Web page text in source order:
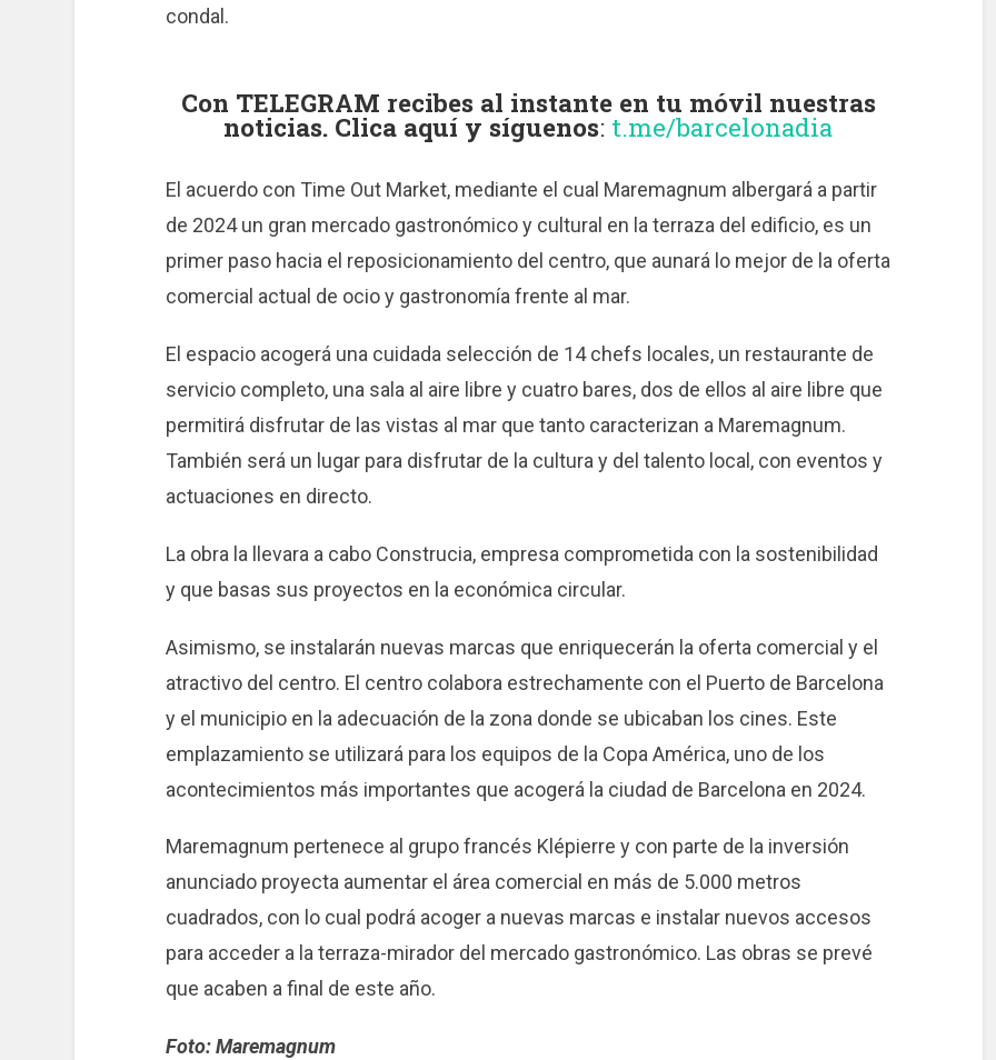
condal.
Con TELEGRAM recibes al instante en tu móvil nuestras
noticias. Clica aquí y síguenos: t.me/barcelonadia
El acuerdo con Time Out Market, mediante el cual Maremagnum albergará a partir
de 2024 un gran mercado gastronómico y cultural en la terraza del edificio, es un
primer paso hacia el reposicionamiento del centro, que aunará lo mejor de la oferta
comercial actual de ocio y gastronomía frente al mar.
El espacio acogerá una cuidada selección de 14 chefs locales, un restaurante de
servicio completo, una sala al aire libre y cuatro bares, dos de ellos al aire libre que
permitirá disfrutar de las vistas al mar que tanto caracterizan a Maremagnum.
También será un lugar para disfrutar de la cultura y del talento local, con eventos y
actuaciones en directo.
La obra la llevara a cabo Construcia, empresa comprometida con la sostenibilidad
y que basas sus proyectos en la económica circular.
Asimismo, se instalarán nuevas marcas que enriquecerán la oferta comercial y el
atractivo del centro. El centro colabora estrechamente con el Puerto de Barcelona
y el municipio en la adecuación de la zona donde se ubicaban los cines. Este
emplazamiento se utilizará para los equipos de la Copa América, uno de los
acontecimientos más importantes que acogerá la ciudad de Barcelona en 2024.
Maremagnum pertenece al grupo francés Klépierre y con parte de la inversión
anunciado proyecta aumentar el área comercial en más de 5.000 metros
cuadrados, con lo cual podrá acoger a nuevas marcas e instalar nuevos accesos
para acceder a la terraza-mirador del mercado gastronómico. Las obras se prevé
que acaben a final de este año.
Foto: Maremagnum